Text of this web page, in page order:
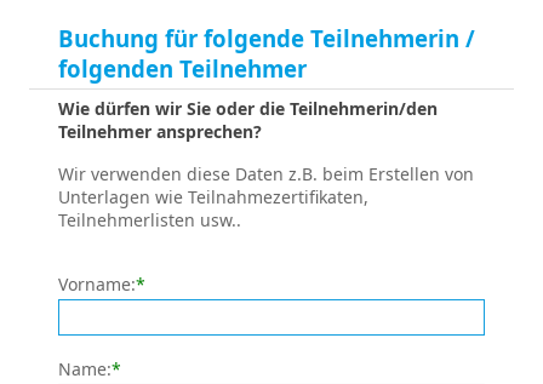
Buchung für folgende Teilnehmerin /
folgenden Teilnehmer
Wie dürfen wir Sie oder die Teilnehmerin/den
Teilnehmer ansprechen?
Wir verwenden diese Daten z.B. beim Erstellen von
Unterlagen wie Teilnahmezertifikaten,
Teilnehmerlisten usw..
Vorname:*
Name:*